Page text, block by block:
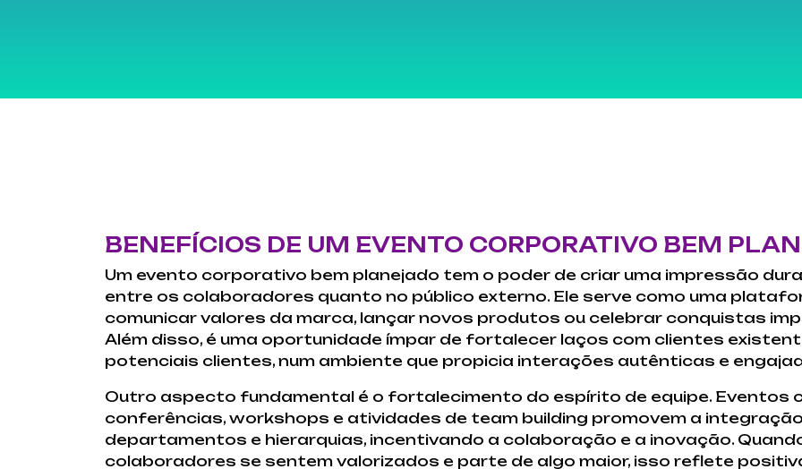
BENEFÍCIOS DE UM EVENTO CORPORATIVO BEM
Um evento corporativo bem planejado tem o poder de criar uma impressão
entre os colaboradores quanto no público externo. Ele serve como uma
comunicar valores da marca, lançar novos produtos ou celebrar conquistas
Além disso, é uma oportunidade ímpar de fortalecer laços com clientes
potenciais clientes, num ambiente que propicia interações autênticas e
Outro aspecto fundamental é o fortalecimento do espírito de equipe. Eventos
conferências, workshops e atividades de team building promovem a
departamentos e hierarquias, incentivando a colaboração e a inovação.
colaboradores se sentem valorizados e parte de algo maior, isso reflete